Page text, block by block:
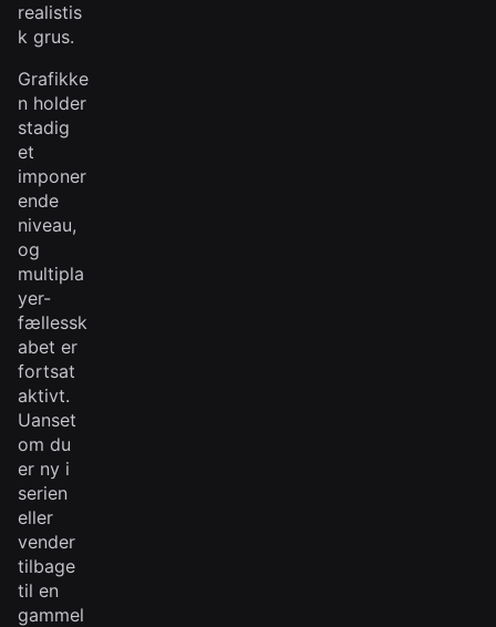
realistis
k grus.
Grafikke
n holder
stadig
et
imponer
ende
niveau,
og
multipla
yer-
fællessk
abet er
fortsat
aktivt.
Uanset
om du
er ny i
serien
eller
vender
tilbage
til en
gammel